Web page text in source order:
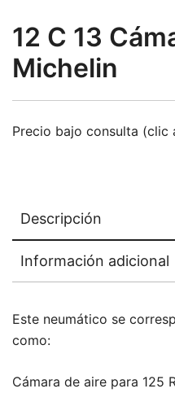
12 C 13
Michelin
Precio bajo consulta (clic
Descripción
Información adicional
Este neumático se
como:
Cámara de aire para 125